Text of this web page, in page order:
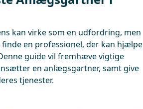
kan virke som en udfordring, men
en professionel, der kan hjælpe
guide vil fremhæve vigtige
en anlægsgartner, samt give
tjenester.